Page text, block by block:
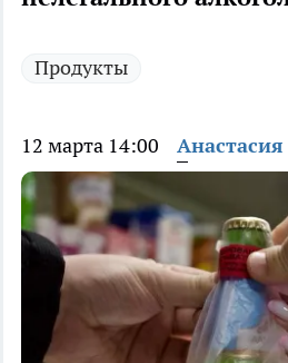
Продукты
12 марта 14:00